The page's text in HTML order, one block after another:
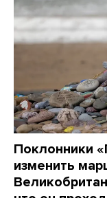
Поклонники
изменить